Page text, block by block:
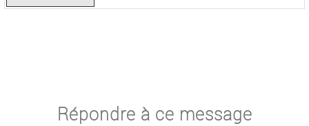
Répondre à ce message